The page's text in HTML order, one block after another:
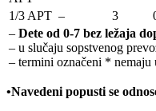
1/3 APT – 3
– Dete od 0-7 bez ležaja
– u slučaju sopstvenog
– termini označeni * nemaju
•Navedeni popusti se